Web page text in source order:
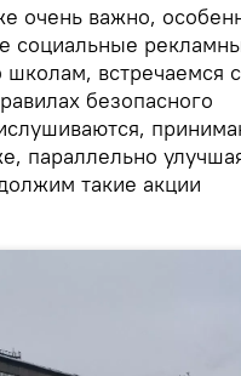
очень важно,
социальные
встречаемся с
безопасного
параллельно
такие акции